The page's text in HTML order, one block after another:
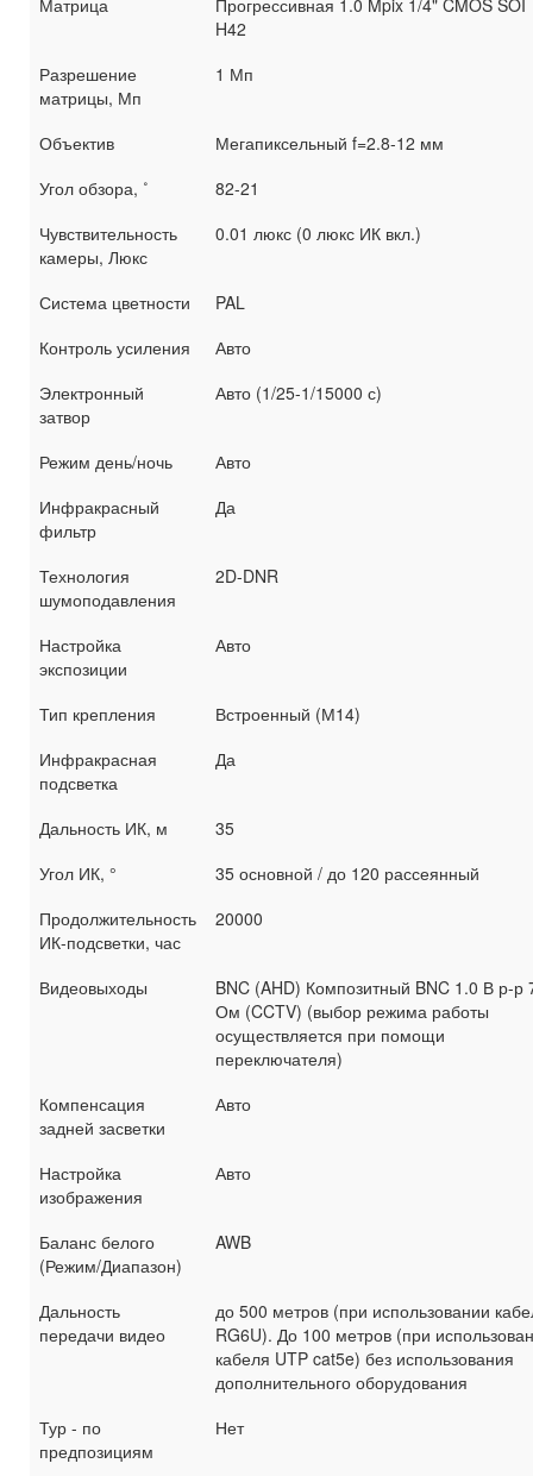
Матрица
Прогрессивная 1.0 Mpix 1/4" CMOS SOI
H42
Разрешение
матрицы, Мп
1 Мп
Объектив
Мегапиксельный f=2.8-12 мм
Угол обзора, ˚
82-21
Чувствительность
камеры, Люкс
0.01 люкс (0 люкс ИК вкл.)
Система цветности
PAL
Контроль усиления
Авто
Электронный
затвор
Авто (1/25-1/15000 с)
Режим день/ночь
Авто
Инфракрасный
фильтр
Да
Технология
шумоподавления
2D-DNR
Настройка
экспозиции
Авто
Тип крепления
Встроенный (М14)
Инфракрасная
подсветка
Да
Дальность ИК, м
35
Угол ИК, °
35 основной / до 120 рассеянный
Продолжительность
ИК-подсветки, час
20000
Видеовыходы
BNC (AHD) Композитный BNC 1.0 В р-р
Ом (CCTV) (выбор режима работы
осуществляется при помощи
переключателя)
Компенсация
задней засветки
Авто
Настройка
изображения
Авто
Баланс белого
(Режим/Диапазон)
AWB
Дальность
передачи видео
до 500 метров (при использовании
RG6U). До 100 метров (при
кабеля UTP cat5e) без использования
дополнительного оборудования
Тур - по
предпозициям
Нет